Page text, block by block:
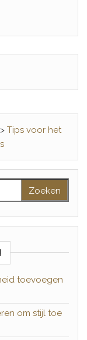
> Tips voor het
toevoegen
om stijl toe